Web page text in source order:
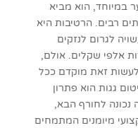
במיוחד, הוא מביא
רבים. הרטיבות היא
לגרום לנזקים
אלפי שקלים. אולם,
לעשות זאת מוקדם ככל
גגות הוא פתרון
נכונה לחורף הבא,
מיומנים המתמחים